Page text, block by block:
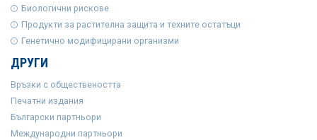
Биологични рискове
Продукти за растителна защита и техните остатъци
Генетично модифицирани организми
ДРУГИ
Връзки с обществеността
Печатни издания
Български партньори
Международни партньори